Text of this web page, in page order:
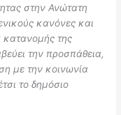
στην Ανώτατη
κανόνες και
της
την προσπάθεια,
με την κοινωνία
το δημόσιο